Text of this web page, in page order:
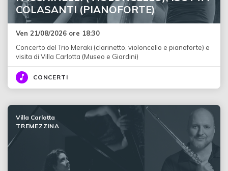
COLASANTI (PIANOFORTE)
Ven 21/08/2026 ore 18:30
Concerto del Trio Meraki (clarinetto, violoncello e pianoforte) e
visita di Villa Carlotta (Museo e Giardini)
CONCERTI
Villa Carlotta
TREMEZZINA